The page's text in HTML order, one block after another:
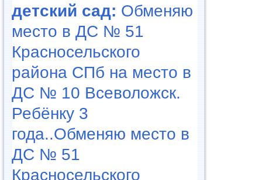
детский сад: Обменяю
место в ДС № 51
Красносельского
района СПб на место в
ДС № 10 Всеволожск.
Ребёнку 3
года..Обменяю место в
ДС № 51
Красносельского